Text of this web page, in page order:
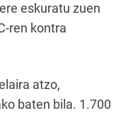
eskuratu zuen
ren kontra
atzo,
baten bila. 1.700